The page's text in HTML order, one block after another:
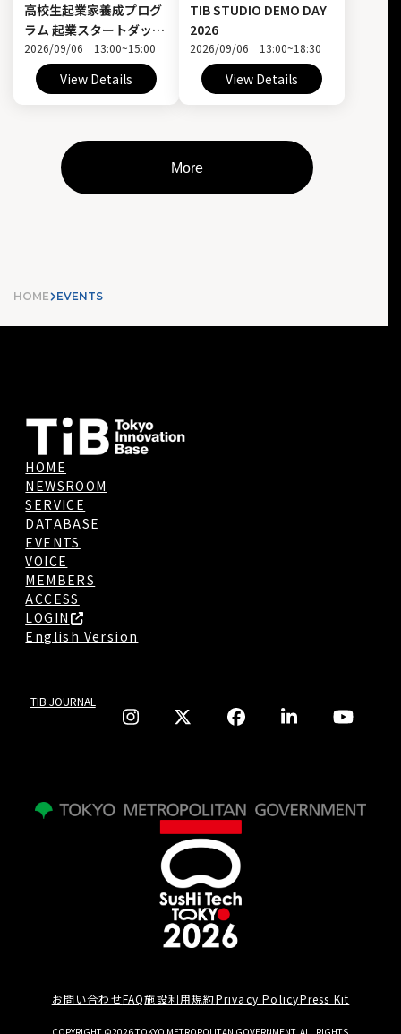
高校生起業家養成プログ
ラム 起業スタートダッシ
ュ 育成講座 第2回
2026/09/06 13:00~15:00
View Details
TIB STUDIO DEMO DAY
2026
2026/09/06 13:00~18:30
View Details
More
HOME EVENTS
HOME
NEWSROOM
SERVICE
DATABASE
EVENTS
VOICE
MEMBERS
ACCESS
LOGIN
English Version
TIB JOURNAL
お問い合わせFAQ施設利用規約Privacy PolicyPress Kit